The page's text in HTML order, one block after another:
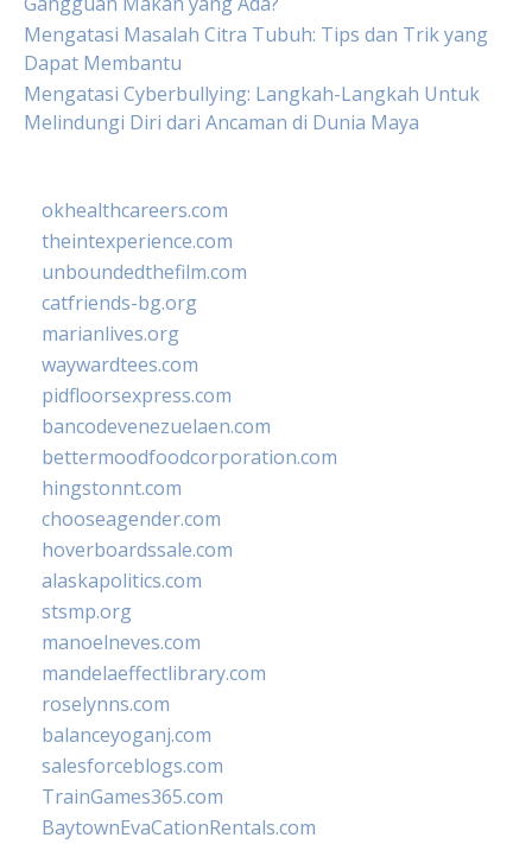
Mengatasi Masalah Citra Tubuh: Tips dan Trik yang
Dapat Membantu
Mengatasi Cyberbullying: Langkah-Langkah Untuk
Melindungi Diri dari Ancaman di Dunia Maya
okhealthcareers.com
theintexperience.com
unboundedthefilm.com
catfriends-bg.org
marianlives.org
waywardtees.com
pidfloorsexpress.com
bancodevenezuelaen.com
bettermoodfoodcorporation.com
hingstonnt.com
chooseagender.com
hoverboardssale.com
alaskapolitics.com
stsmp.org
manoelneves.com
mandelaeffectlibrary.com
roselynns.com
balanceyoganj.com
salesforceblogs.com
TrainGames365.com
BaytownEvaCationRentals.com